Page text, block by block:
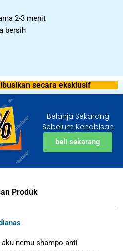
2-3 menit
bersih
secara eksklusif
Belanja Sekarang
Sebelum Kehabisan
beli sekarang
Produk
nemu shampo anti